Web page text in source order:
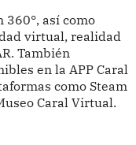
así como
virtual, realidad
También
en la APP Caral
como Steam
Caral Virtual.